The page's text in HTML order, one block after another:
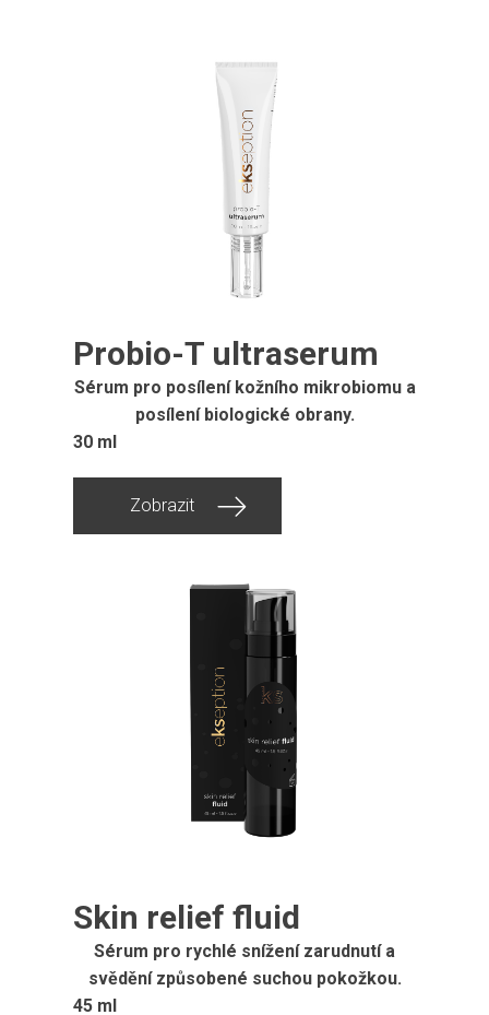
Probio-T ultraserum
Sérum pro posílení kožního mikrobiomu a
posílení biologické obrany.
30 ml
Zobrazit
Skin relief fluid
Sérum pro rychlé snížení zarudnutí a
svědění způsobené suchou pokožkou.
45 ml